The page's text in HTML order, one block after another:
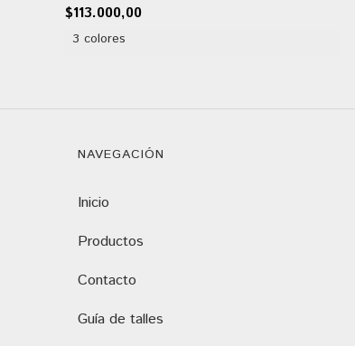
$113.000,00
3 colores
NAVEGACIÓN
Inicio
Productos
Contacto
Guía de talles